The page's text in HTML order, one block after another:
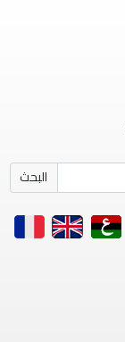
البحث